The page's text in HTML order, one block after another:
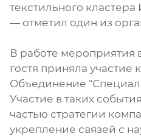
текстильного
— отметил один из
В работе мероприятия
гостя приняла участие
Объединение
Участие в таких
частью стратегии
укрепление связей с